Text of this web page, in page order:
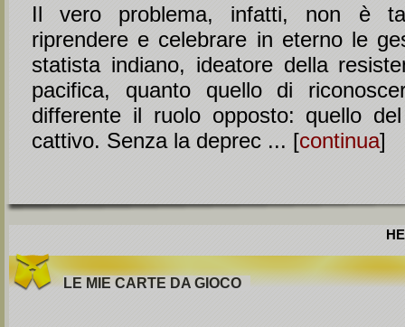
Il vero problema, infatti, non è
riprendere e celebrare in eterno le
statista indiano, ideatore della
pacifica, quanto quello di
differente il ruolo opposto: quello
cattivo. Senza la deprec ... [continua]
LE MIE CARTE DA GIOCO